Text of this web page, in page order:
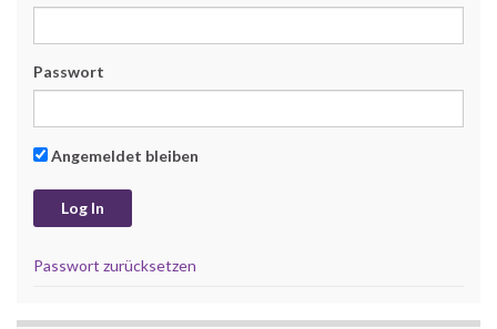
Passwort
Angemeldet bleiben
Passwort zurücksetzen